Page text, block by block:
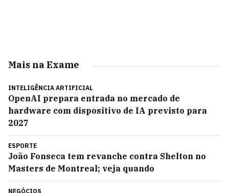
Mais na Exame
INTELIGÊNCIA ARTIFICIAL
OpenAI prepara entrada no mercado de
hardware com dispositivo de IA previsto para
2027
ESPORTE
João Fonseca tem revanche contra Shelton no
Masters de Montreal; veja quando
NEGÓCIOS